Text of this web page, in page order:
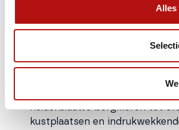
Alles
Deze camperroute neemt je
aantal van de mooiste plekken
Duitsland, Oostenrijk, Slovenië,
helderblauwe bergmeren tot
kustplaatsen en